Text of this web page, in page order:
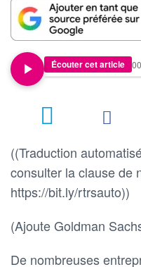
Écouter cet article
((Traduction
consulter la clause de
https://bit.ly/rtrsauto))
(Ajoute Goldman
De nombreuses